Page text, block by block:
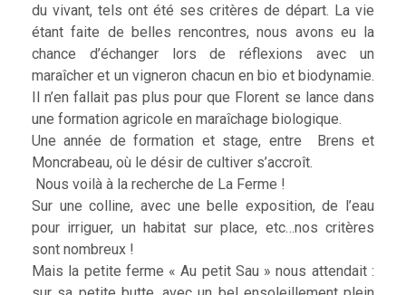
du vivant, tels ont été ses critères de départ. La vie
étant faite de belles rencontres, nous avons eu la
chance d’échanger lors de réflexions avec un
maraîcher et un vigneron chacun en bio et biodynamie.
Il n’en fallait pas plus pour que Florent se lance dans
une formation agricole en maraîchage biologique.
Une année de formation et stage, entre Brens et
Moncrabeau, où le désir de cultiver s’accroît.
Nous voilà à la recherche de La Ferme !
Sur une colline, avec une belle exposition, de l’eau
pour irriguer, un habitat sur place, etc…nos critères
sont nombreux !
Mais la petite ferme « Au petit Sau » nous attendait :